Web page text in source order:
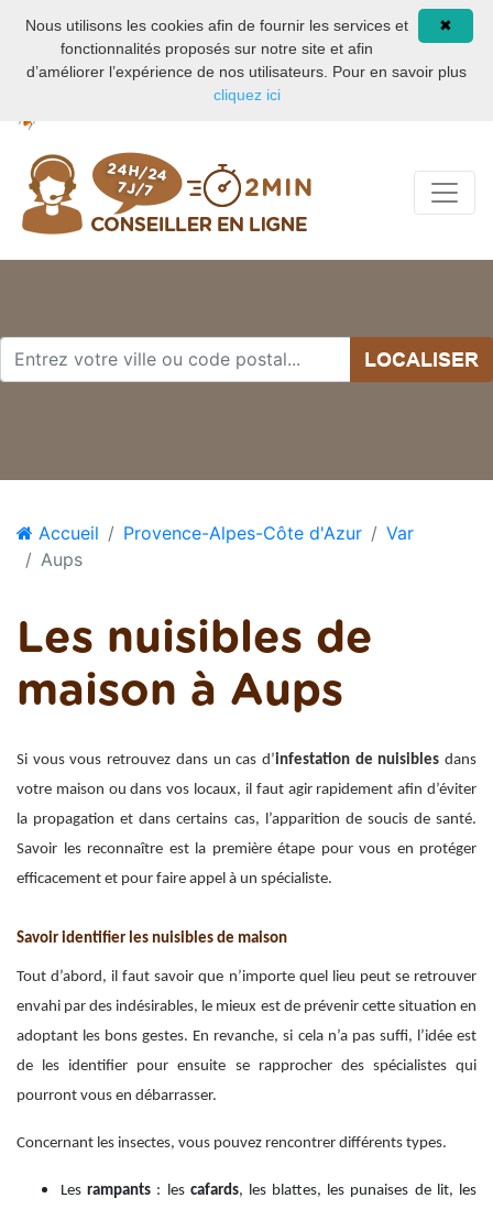
Nuisible de maison 08 93 02 00 21
LOCALISER
Accueil Provence-Alpes-Côte d'Azur
Var
Aups
Les nuisibles de
maison à Aups
Si vous vous retrouvez dans un cas d’infestation de nuisibles dans
votre maison ou dans vos locaux, il faut agir rapidement afin d’éviter
la propagation et dans certains cas, l’apparition de soucis de santé.
Savoir les reconnaître est la première étape pour vous en protéger
efficacement et pour faire appel à un spécialiste.
Savoir identifier les nuisibles de maison
Tout d’abord, il faut savoir que n’importe quel lieu peut se retrouver
envahi par des indésirables, le mieux est de prévenir cette situation en
adoptant les bons gestes. En revanche, si cela n’a pas suffi, l’idée est
de les identifier pour ensuite se rapprocher des spécialistes qui
pourront vous en débarrasser.
Concernant les insectes, vous pouvez rencontrer différents types.
Lesrampants : les cafards, les blattes, les punaises de lit, les
✖
Nous utilisons les cookies afin de fournir les services et
fonctionnalités proposés sur notre site et afin
d’améliorer l’expérience de nos utilisateurs. Pour en savoir plus
cliquez ici